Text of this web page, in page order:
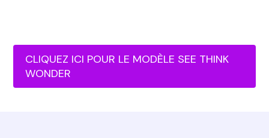
CLIQUEZ ICI POUR LE MODÈLE SEE THINK
WONDER